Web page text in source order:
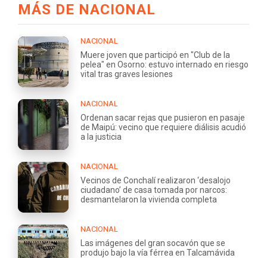
MÁS DE NACIONAL
NACIONAL
Muere joven que participó en "Club de la
pelea" en Osorno: estuvo internado en riesgo
vital tras graves lesiones
NACIONAL
Ordenan sacar rejas que pusieron en pasaje
de Maipú: vecino que requiere diálisis acudió
a la justicia
NACIONAL
Vecinos de Conchalí realizaron ‘desalojo
ciudadano’ de casa tomada por narcos:
desmantelaron la vivienda completa
NACIONAL
Las imágenes del gran socavón que se
produjo bajo la vía férrea en Talcamávida